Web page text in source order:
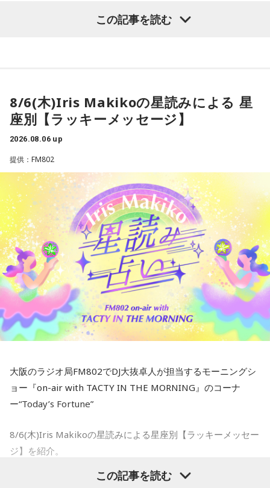
人生を重く考えすぎず、みんなのテンションをあげて、本音
【DJ中島ヒロト】
日本でも伸ばそうとしてますね〜気になります〜！
●そんなFadil Camuiに インドネシアの今、ホットなエンタ
メの話題は？と伺うと…
最近、局内で最も大きな話題となっているのは、間違いなく
Kanye West(カニエ・ウェスト）がインドネシアで初のパフ
ォーマンスを行うというニュースです！アナウンスを聞いた
とき、Mustangのスタッフ全員が大興奮でした！
さらにすごいのは、Ye(イェ)がジャカルタ最大級のイベント
会場で、巨大な地球儀の演出と360度のステージを使ってパ
フォーマンスを行うということです。間違いなく素晴らしい
体験になるはずで、今から待ちきれません！
それだけでなく、8月17日にはインドネシアが独立記念日を
赤と白の国旗や華やかな装飾で彩られ、地域イベントや誰も
が楽しみにしている伝統的な競技大会で国中が活気づきま
Mustangでも、インドネシアの素晴らしいアーティストたち
と独立記念日の精神を称えるため、終日インドネシアの音楽
だけをオンエアしてこのお祝いに参加します！とのこと。
- * - * - * - * - * - * - * - * - * - * - * - * - * - * - * - * - * - * - *
おうし座のアナタ：財布周りを軽くするとスッキリしそう。
かに座のアナタ：冷蔵庫の中や食材を見直してみるといいか
も。
しし座のアナタ：もう卒業できることを見つけてみると良さ
そう。
おとめ座のアナタ：デスクや机の上をリセットしてみるとい
いかも。
てんびん座のアナタ：情報の取捨選択をして、気持ちを軽く
しましょう。。
さそり座のアナタ：NOと言える勇気が、良いサインとなりそ
う。
やぎ座のアナタ：使わないアプリを整理して軽くするといい
この記事を読む
8/6(木)Iris Makikoの星読みによる 星
座別【ラッキーメッセージ】
2026.08.06 up
提供：FM802
大阪のラジオ局FM802でDJ大抜卓人が担当するモーニングシ
ョー『on-air with TACTY IN THE MORNING』のコーナ
ー“Today’s Fortune”
8/6(木)Iris Makikoの星読みによる星座別【ラッキーメッセー
ジ】を紹介。
- * - * - * - * - * - * - * - * - * - * - * - * - * - * - * - * - * - * - *
この記事を読む